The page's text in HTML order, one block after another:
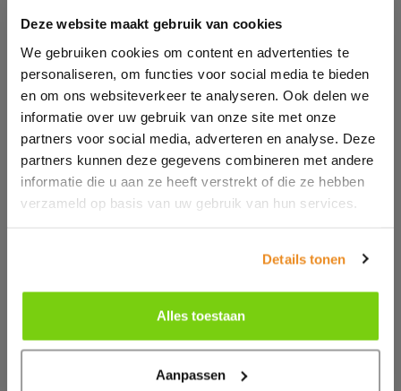
Deze website maakt gebruik van cookies
We gebruiken cookies om content en advertenties te
personaliseren, om functies voor social media te bieden
en om ons websiteverkeer te analyseren. Ook delen we
informatie over uw gebruik van onze site met onze
partners voor social media, adverteren en analyse. Deze
partners kunnen deze gegevens combineren met andere
informatie die u aan ze heeft verstrekt of die ze hebben
verzameld op basis van uw gebruik van hun services.
Details tonen
Alles toestaan
Aanpassen
Genre:
Adult
Theme:
Miscellaneous
Composite:
Metal/PVC/Velvet.
Commodity code:
39269097
PCS/Carton:
1000
PCS/Pack:
100
Retrieving current stocks...